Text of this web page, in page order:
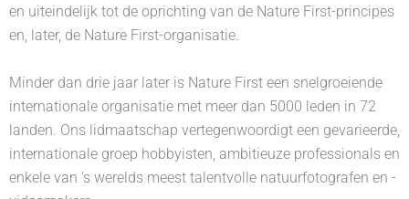
en uiteindelijk tot de oprichting van de Nature First-principes
en, later, de Nature First-organisatie.
Minder dan drie jaar later is Nature First een snelgroeiende
internationale organisatie met meer dan 5000 leden in 72
landen. Ons lidmaatschap vertegenwoordigt een gevarieerde,
internationale groep hobbyisten, ambitieuze professionals en
enkele van 's werelds meest talentvolle natuurfotografen en -